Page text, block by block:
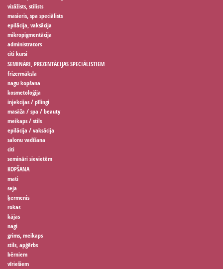
vizāžists, stilists
masieris, spa speciālists
epilācija, vaksācija
mikropigmentācija
administrators
citi kursi
SEMINĀRI, PREZENTĀCIJAS SPECIĀLISTIEM
frizermāksla
nagu kopšana
kosmetoloģija
injekcijas / pīlingi
masāža / spa / beauty
meikaps / stils
epilācija / vaksācija
salonu vadīšana
citi
semināri sievietēm
KOPŠANA
mati
seja
ķermenis
rokas
kājas
nagi
grims, meikaps
stils, apģērbs
bērniem
vīriešiem